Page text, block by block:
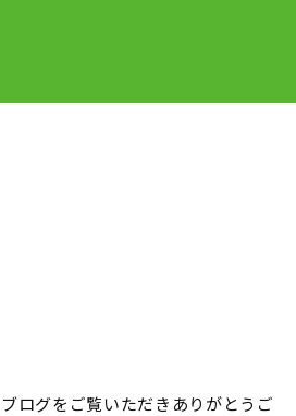
ログをご覧いただきありがとうご